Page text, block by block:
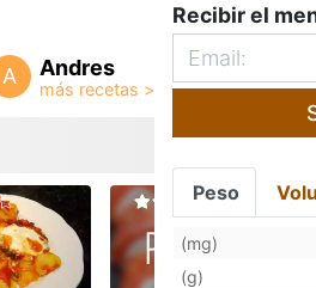
A Andres
Recibir el
Peso
(mg)
(g)